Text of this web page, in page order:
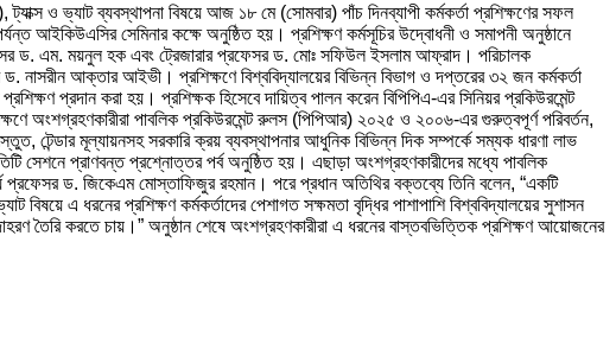
ও ভ্যাট ব্যবস্থাপনা বিষয়ে আজ ১৮ মে (সোমবার) পাঁচ দিনব্যাপী কর্মকর্তা প্রশিক্ষণের সফল
আইকিউএসির সেমিনার কক্ষে অনুষ্ঠিত হয়। প্রশিক্ষণ কর্মসূচির উদ্বোধনী ও সমাপনী অনুষ্ঠানে
ড. এম. ময়নুল হক এবং ট্রেজারার প্রফেসর ড. মোঃ সফিউল ইসলাম আফ্রাদ। পরিচালক
আক্তার আইভী। প্রশিক্ষণে বিশ্ববিদ্যালয়ের বিভিন্ন বিভাগ ও দপ্তরের ৩২ জন কর্মকর্তা
প্রদান করা হয়। প্রশিক্ষক হিসেবে দায়িত্ব পালন করেন বিপিপিএ-এর সিনিয়র প্রকিউরমেন্ট
অংশগ্রহণকারীরা পাবলিক প্রকিউরমেন্ট রুলস (পিপিআর) ২০২৫ ও ২০০৬-এর গুরুত্বপূর্ণ পরিবর্তন,
টেন্ডার মূল্যায়নসহ সরকারি ক্রয় ব্যবস্থাপনার আধুনিক বিভিন্ন দিক সম্পর্কে সম্যক ধারণা লাভ
সেশনে প্রাণবন্ত প্রশ্নোত্তর পর্ব অনুষ্ঠিত হয়। এছাড়া অংশগ্রহণকারীদের মধ্যে পাবলিক
প্রফেসর ড. জিকেএম মোস্তাফিজুর রহমান। পরে প্রধান অতিথির বক্তব্যে তিনি বলেন, “একটি
এ ধরনের প্রশিক্ষণ কর্মকর্তাদের পেশাগত সক্ষমতা বৃদ্ধির পাশাপাশি বিশ্ববিদ্যালয়ের সুশাসন
তৈরি করতে চায়।” অনুষ্ঠান শেষে অংশগ্রহণকারীরা এ ধরনের বাস্তবভিত্তিক প্রশিক্ষণ আয়োজনের